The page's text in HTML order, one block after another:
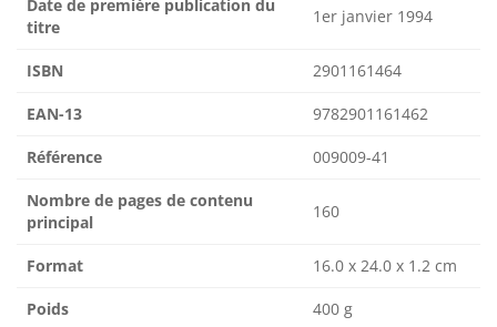
Date de première publication du
titre
1er janvier 1994
ISBN 2901161464
EAN-13 9782901161462
Référence 009009-41
Nombre de pages de contenu
principal
160
Format 16.0 x 24.0 x 1.2 cm
Poids 400 g